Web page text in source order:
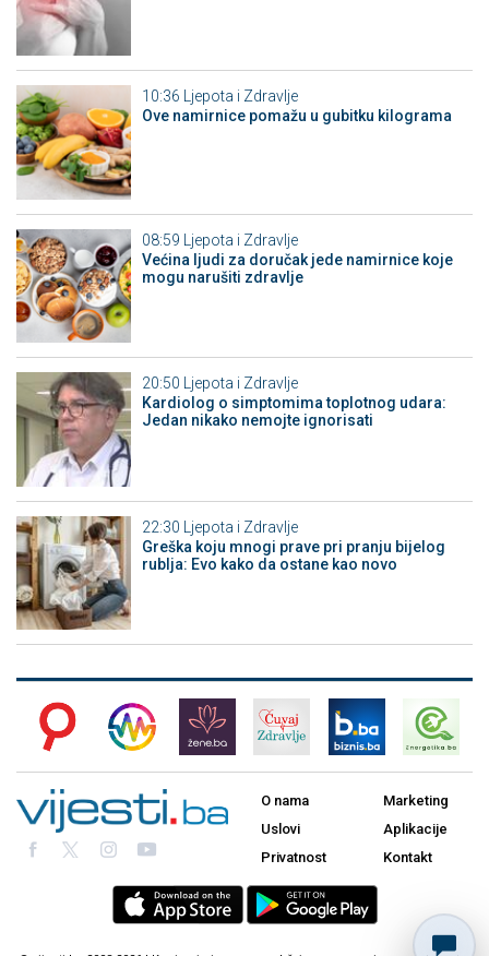
10:36
Ljepota i Zdravlje
Ove namirnice pomažu u gubitku kilograma
08:59 Ljepota i Zdravlje
Većina ljudi za doručak jede namirnice koje
mogu narušiti zdravlje
20:50
Ljepota i Zdravlje
Kardiolog o simptomima toplotnog udara:
Jedan nikako nemojte ignorisati
22:30 Ljepota i Zdravlje
Greška koju mnogi prave pri pranju bijelog
rublja: Evo kako da ostane kao novo
O nama
Uslovi
Privatnost
Marketing
Aplikacije
Kontakt